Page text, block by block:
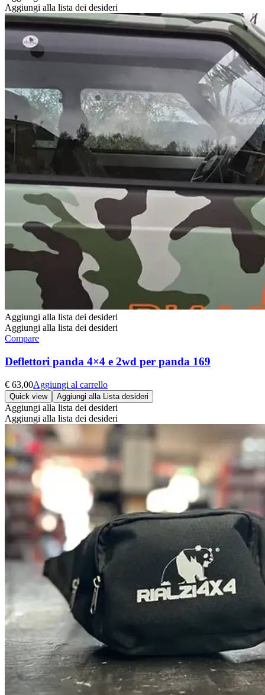
Aggiungi alla lista dei desideri
Aggiungi alla lista dei desideri
Aggiungi alla lista dei desideri
Compare
Deflettori panda 4×4 e 2wd per panda 169
€ 63,00Aggiungi al carrello
Quick view Aggiungi alla Lista desideri
Aggiungi alla lista dei desideri
Aggiungi alla lista dei desideri